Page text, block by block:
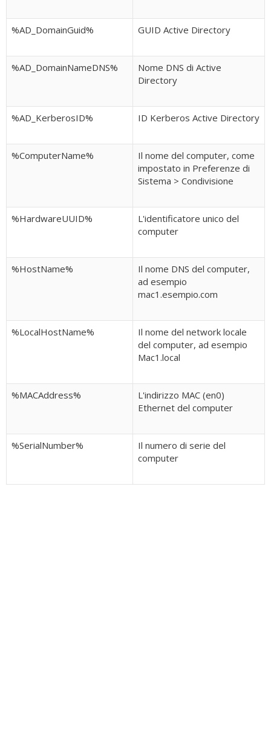
%AD_DomainGuid% GUID Active Directory
%AD_DomainNameDNS%
Nome DNS di Active
Directory
%AD_KerberosID% ID Kerberos Active Directory
%ComputerName%
Il nome del computer, come
impostato in Preferenze di
Sistema > Condivisione
%HardwareUUID%
L'identificatore unico del
computer
%HostName%
Il nome DNS del computer,
ad esempio
mac1.esempio.com
%LocalHostName%
Il nome del network locale
del computer, ad esempio
Mac1.local
%MACAddress%
L'indirizzo MAC (en0)
Ethernet del computer
%SerialNumber%
Il numero di serie del
computer